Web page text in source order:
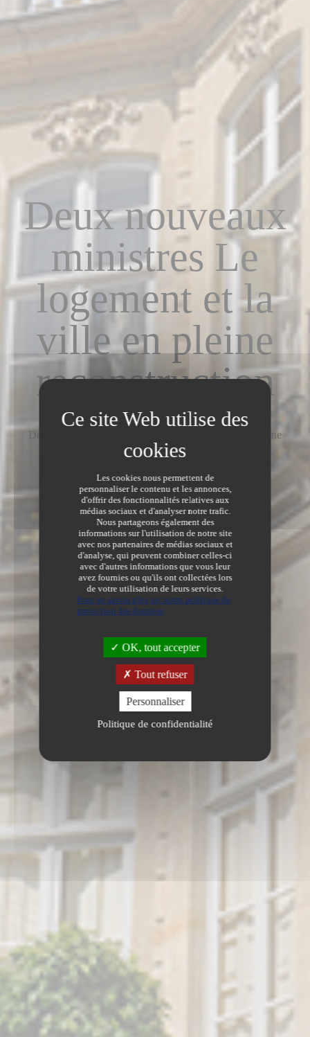
Deux nouveaux
ministres Le
logement et la
ville en pleine
reconstruction
Informations/
Deux nouveaux ministres Le logement et la ville en pleine
reconstruction
Dernière modification le 30/08/2023
Les cookies nous permettent de
personnaliser le contenu et les annonces,
d'offrir des fonctionnalités relatives aux
médias sociaux et d'analyser notre trafic.
Nous partageons également des
informations sur l'utilisation de notre site
avec nos partenaires de médias sociaux et
d'analyse, qui peuvent combiner celles-ci
avec d'autres informations que vous leur
avez fournies ou qu'ils ont collectées lors
de votre utilisation de leurs services.
Pour en savoir plus sur notre politique de
protection des données
OK, tout accepter
Tout refuser
Personnaliser
Politique de confidentialité